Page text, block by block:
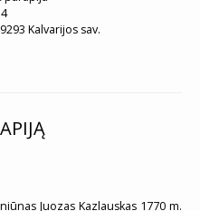
Kalvarijos sav.
Juozas Kazlauskas 1770 m.